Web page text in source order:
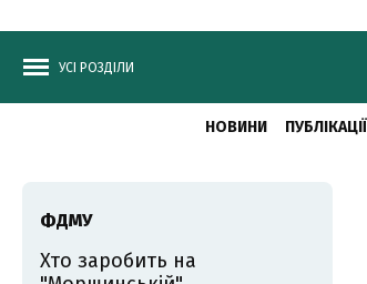
УСІ РОЗДІЛИ
НОВИНИ ПУБЛІКАЦІЇ
ФДМУ
Хто заробить на